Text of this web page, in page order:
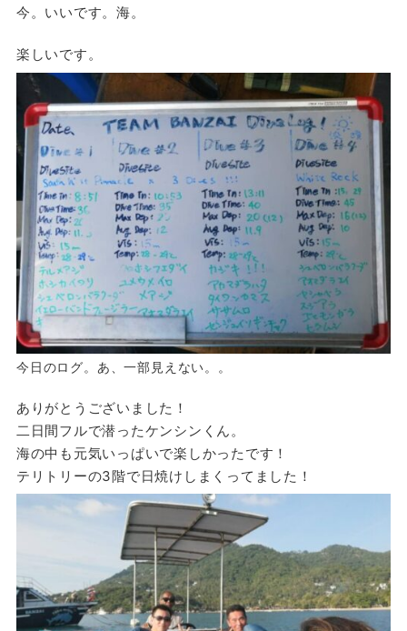
今。いいです。海。
楽しいです。
今日のログ。あ、一部見えない。。
ありがとうございました！
二日間フルで潜ったケンシンくん。
海の中も元気いっぱいで楽しかったです！
テリトリーの3階で日焼けしまくってました！